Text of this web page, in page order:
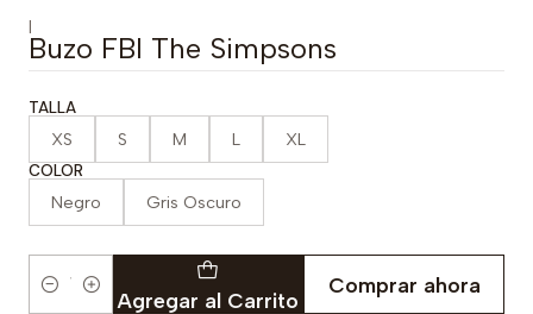
|
Buzo FBI The Simpsons
TALLA
XS S M L XL
COLOR
Negro Gris Oscuro
Cantidad Agregar al Carrito
Comprar ahora